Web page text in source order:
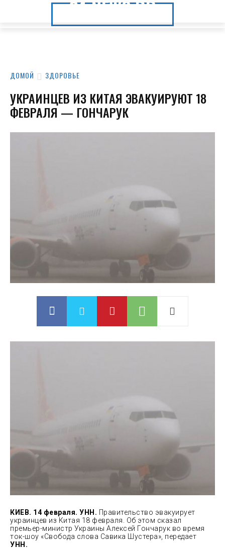
24.NEWS.DP
24.NEWS.DP
ДОМОЙ ЗДОРОВЬЕ
УКРАИНЦЕВ ИЗ КИТАЯ ЭВАКУИРУЮТ 18
ФЕВРАЛЯ — ГОНЧАРУК
КИЕВ. 14 февраля. УНН. Правительство эвакуирует
украинцев из Китая 18 февраля. Об этом сказал
премьер-министр Украины Алексей Гончарук во время
ток-шоу «Свобода слова Савика Шустера», передает
УНН.